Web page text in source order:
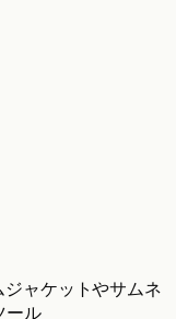
ジャケットやサムネ
ール